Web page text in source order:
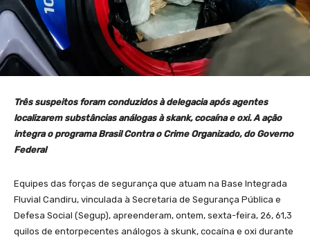
Três suspeitos foram conduzidos à delegacia após agentes
localizarem substâncias análogas à skank, cocaína e oxi. A ação
integra o programa Brasil Contra o Crime Organizado, do Governo
Federal
Equipes das forças de segurança que atuam na Base Integrada
Fluvial Candiru, vinculada à Secretaria de Segurança Pública e
Defesa Social (Segup), apreenderam, ontem, sexta-feira, 26, 61,3
quilos de entorpecentes análogos à skunk, cocaína e oxi durante